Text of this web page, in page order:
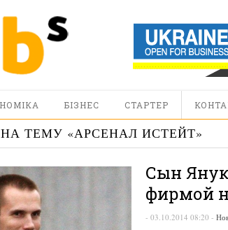
БІЗНЕС СТАРТЕР
ТЕМУ «АРСЕНАЛ ИСТЕЙТ»
Сын
фирмой
- 03.10.2014 08:20 -